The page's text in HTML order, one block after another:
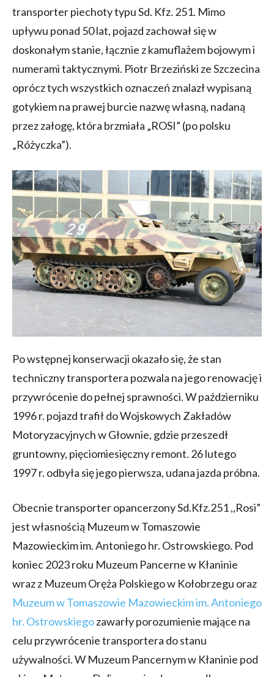
transporter piechoty typu Sd. Kfz. 251. Mimo
upływu ponad 50 lat, pojazd zachował się w
doskonałym stanie, łącznie z kamuflażem bojowym i
numerami taktycznymi. Piotr Brzeziński ze Szczecina
oprócz tych wszystkich oznaczeń znalazł wypisaną
gotykiem na prawej burcie nazwę własną, nadaną
przez załogę, która brzmiała „ROSI” (po polsku
„Różyczka”).
Po wstępnej konserwacji okazało się, że stan
techniczny transportera pozwala na jego renowację i
przywrócenie do pełnej sprawności. W październiku
1996 r. pojazd trafił do Wojskowych Zakładów
Motoryzacyjnych w Głownie, gdzie przeszedł
gruntowny, pięciomiesięczny remont. 26 lutego
1997 r. odbyła się jego pierwsza, udana jazda próbna.
Obecnie transporter opancerzony Sd.Kfz.251 ,,Rosi”
jestwłasnością Muzeum w Tomaszowie
Mazowieckim im. Antoniego hr. Ostrowskiego. Pod
koniec 2023 roku Muzeum Pancerne w Kłaninie
wraz z Muzeum Oręża Polskiego w Kołobrzegu oraz
Muzeum w Tomaszowie Mazowieckim im. Antoniego
hr. Ostrowskiegozawarły porozumienie mające na
celu przywrócenie transportera do stanu
używalności. W Muzeum Pancernym w Kłaninie pod